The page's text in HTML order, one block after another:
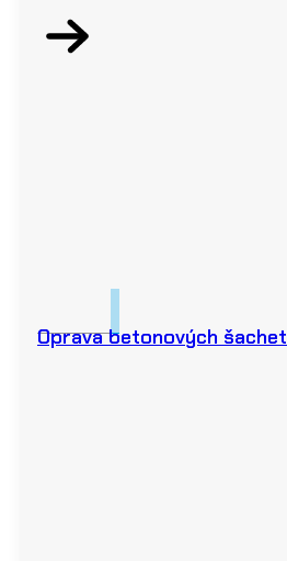
Oprava betonových šachet